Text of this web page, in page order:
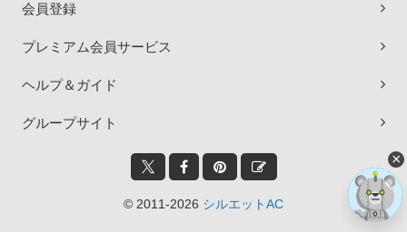
会員登録
プレミアム会員サービス
ヘルプ＆ガイド
グループサイト
© 2011-2026 シルエットAC
×